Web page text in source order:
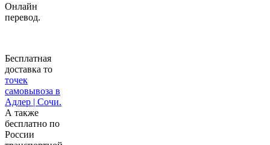
Онлайн
перевод.
Бесплатная
доставка то
точек
самовывоза в
Адлер | Сочи.
А также
бесплатно по
России